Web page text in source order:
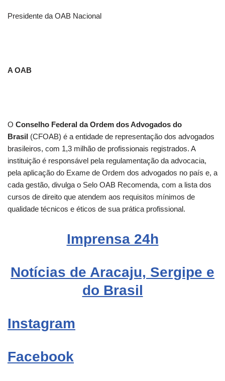
Presidente da OAB Nacional
A OAB
O Conselho Federal da Ordem dos Advogados do
Brasil (CFOAB) é a entidade de representação dos advogados
brasileiros, com 1,3 milhão de profissionais registrados. A
instituição é responsável pela regulamentação da advocacia,
pela aplicação do Exame de Ordem dos advogados no país e, a
cada gestão, divulga o Selo OAB Recomenda, com a lista dos
cursos de direito que atendem aos requisitos mínimos de
qualidade técnicos e éticos de sua prática profissional.
Imprensa 24h
Notícias de Aracaju, Sergipe e
do Brasil
Instagram
Facebook